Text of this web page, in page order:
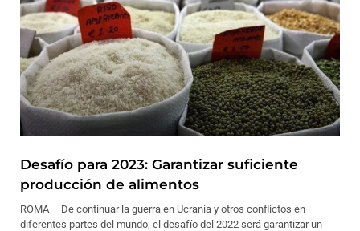
Desafío para 2023: Garantizar suficiente
producción de alimentos
ROMA – De continuar la guerra en Ucrania y otros conflictos en
diferentes partes del mundo, el desafío del 2022 será garantizar un